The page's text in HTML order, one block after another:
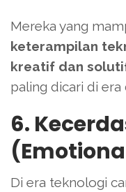
Mereka yang
keterampilan
kreatif dan
paling dicari di era
6.
Di era teknologi